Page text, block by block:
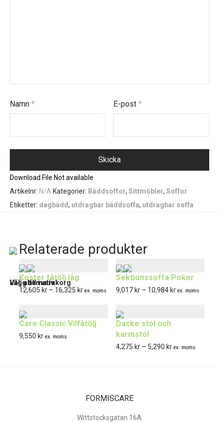
Namn * E-post*
Download File Not available
Artikelnr: N/A Kategorier: Bäddsoffor, Sittmöbler, Soffor
Etiketter: dagbädd, utdragbar bäddsoffa, utdragbar soffa
Relaterade produkter
Koster fåtölj låg
12,605 kr – 16,325 krPrisintervall:
ex. moms
Välj alternativhär
produkten
flera
varianter.
Sektionssoffa Poker
9,017 kr – 10,984 krPrisintervall:
ex. moms
Välj alternativhär
produkten
flera
varianter.
Care Classic Vilfåtölj
9,550 kr ex. moms
Lägg till i varukorg
Dacke stol och
karmstol
4,275 kr – 5,290 krPrisintervall:
ex. moms
Välj alternativhär
produkten
flera
varianter.
FORMISCARE
Wittstocksgatan 16A